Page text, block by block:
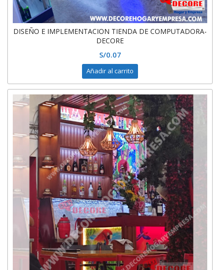
DISEÑO E IMPLEMENTACION TIENDA DE COMPUTADORA-
DECORE
S/0.07
Añadir al carrito